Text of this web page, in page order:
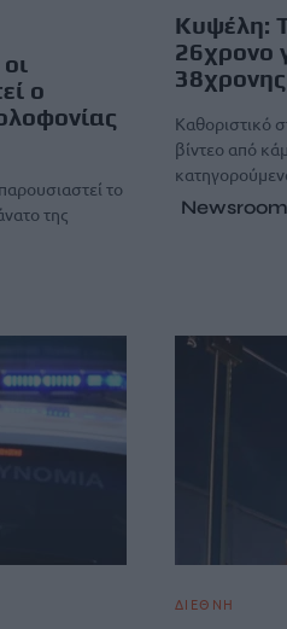
ο
το
της
Κυψέλη:
26χρονο
38χρονης
Καθοριστικό
βίντεο από
Newsroom
ΔΙΕΘΝΗ